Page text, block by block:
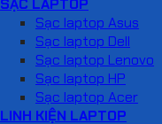
SẠC LAPTOP
Sạc laptop Asus
Sạc laptop Dell
Sạc laptop Lenovo
Sạc laptop HP
Sạc laptop Acer
LINH KIỆN LAPTOP